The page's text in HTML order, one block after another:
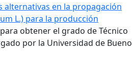
alternativas en la propagación
L.) para la producción
obtener el grado de Técnico
por la Universidad de